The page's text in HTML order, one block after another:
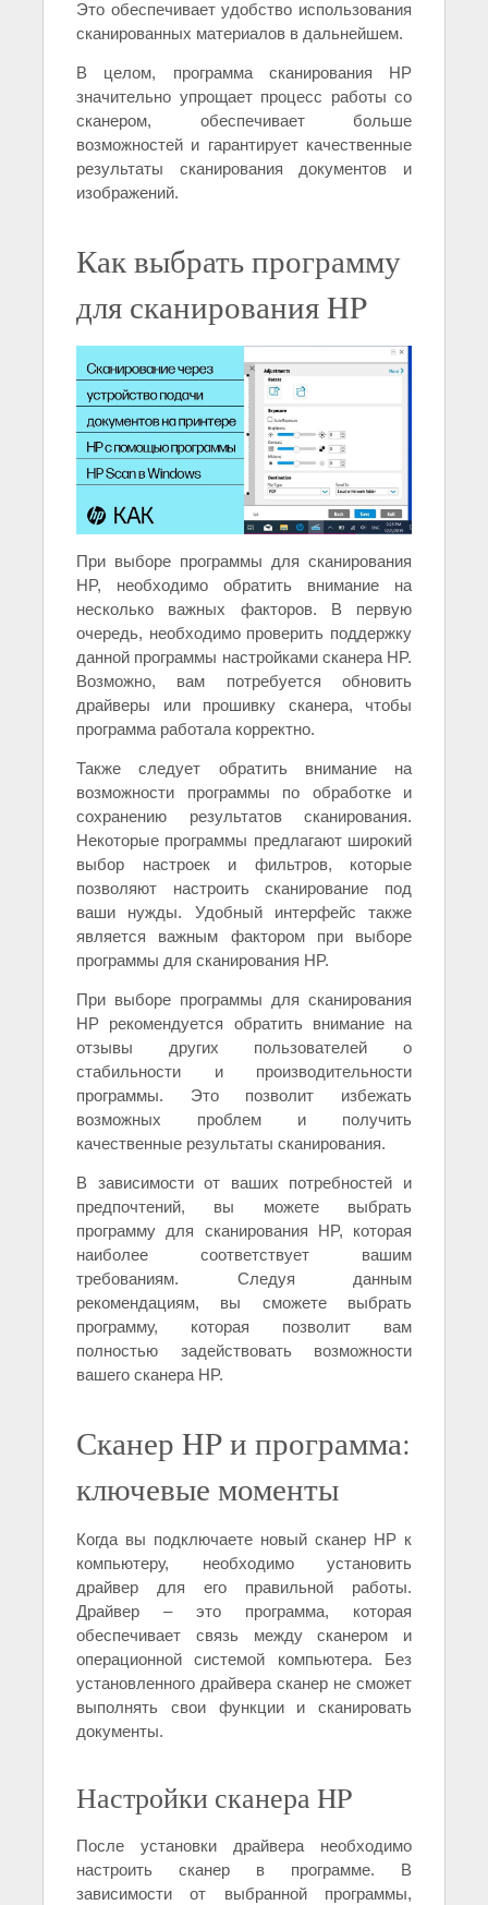
Это обеспечивает удобство использования
сканированных материалов в дальнейшем.
В целом, программа сканирования HP
значительно упрощает процесс работы со
сканером, обеспечивает больше
возможностей и гарантирует качественные
результаты сканирования документов и
изображений.
Как выбрать программу
для сканирования HP
При выборе программы для сканирования
HP, необходимо обратить внимание на
несколько важных факторов. В первую
очередь, необходимо проверить поддержку
данной программы настройками сканера HP.
Возможно, вам потребуется обновить
драйверы или прошивку сканера, чтобы
программа работала корректно.
Также следует обратить внимание на
возможности программы по обработке и
сохранению результатов сканирования.
Некоторые программы предлагают широкий
выбор настроек и фильтров, которые
позволяют настроить сканирование под
ваши нужды. Удобный интерфейс также
является важным фактором при выборе
программы для сканирования HP.
При выборе программы для сканирования
HP рекомендуется обратить внимание на
отзывы других пользователей о
стабильности и производительности
программы. Это позволит избежать
возможных проблем и получить
качественные результаты сканирования.
В зависимости от ваших потребностей и
предпочтений, вы можете выбрать
программу для сканирования HP, которая
наиболее соответствует вашим
требованиям. Следуя данным
рекомендациям, вы сможете выбрать
программу, которая позволит вам
полностью задействовать возможности
вашего сканера HP.
Сканер HP и программа:
ключевые моменты
Когда вы подключаете новый сканер HP к
компьютеру, необходимо установить
драйвер для его правильной работы.
Драйвер – это программа, которая
обеспечивает связь между сканером и
операционной системой компьютера. Без
установленного драйвера сканер не сможет
выполнять свои функции и сканировать
документы.
Настройки сканера HP
После установки драйвера необходимо
настроить сканер в программе. В
зависимости от выбранной программы,